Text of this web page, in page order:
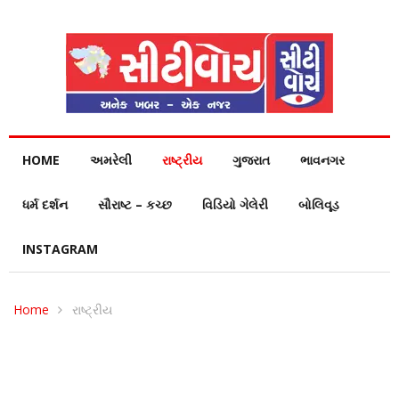
HOME અમરેલી રાષ્ટ્રીય ગુજરાત ભાવનગર
ધર્મ દર્શન સૌરાષ્ટ – કચ્છ વિડિયો ગેલેરી બોલિવૂડ
INSTAGRAM
Home રાષ્ટ્રીય